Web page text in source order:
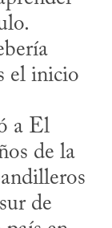
el inicio
de la
de